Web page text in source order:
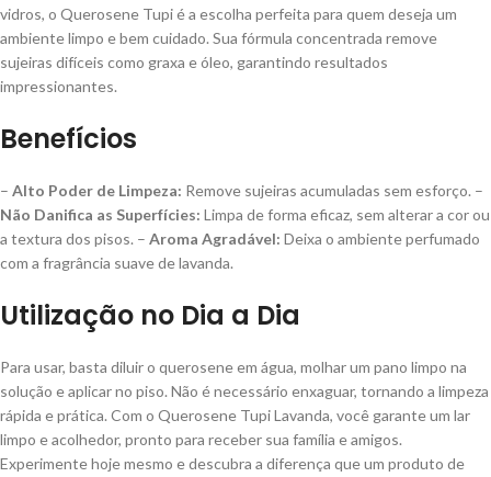
vidros, o Querosene Tupi é a escolha perfeita para quem deseja um
ambiente limpo e bem cuidado. Sua fórmula concentrada remove
sujeiras difíceis como graxa e óleo, garantindo resultados
impressionantes.
Benefícios
– Alto Poder de Limpeza: Remove sujeiras acumuladas sem esforço. –
Não Danifica as Superfícies: Limpa de forma eficaz, sem alterar a cor ou
a textura dos pisos. – Aroma Agradável: Deixa o ambiente perfumado
com a fragrância suave de lavanda.
Utilização no Dia a Dia
Para usar, basta diluir o querosene em água, molhar um pano limpo na
solução e aplicar no piso. Não é necessário enxaguar, tornando a limpeza
rápida e prática. Com o Querosene Tupi Lavanda, você garante um lar
limpo e acolhedor, pronto para receber sua família e amigos.
Experimente hoje mesmo e descubra a diferença que um produto de